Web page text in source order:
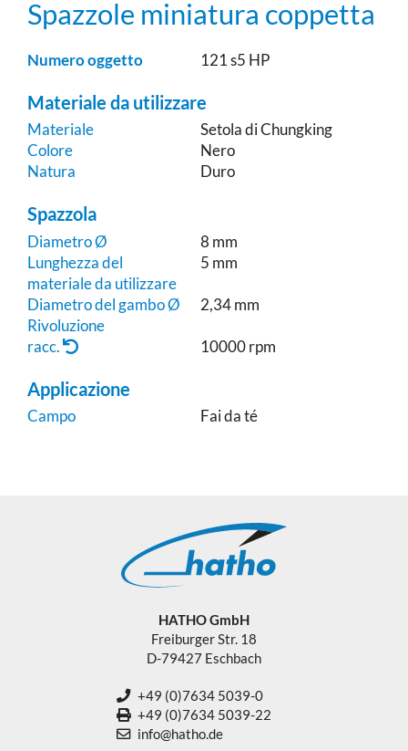
Spazzole miniatura coppetta
Numero oggetto 121 s5 HP
Materiale da utilizzare
Materiale
Setola di Chungking
Colore
Nero
Natura
Duro
Spazzola
Diametro Ø
8 mm
Lunghezza del
materiale da utilizzare
5 mm
Diametro del gambo Ø
2,34 mm
Rivoluzione
racc.
10000 rpm
Applicazione
Campo Fai da té
HATHO GmbH
Freiburger Str. 18
D-79427 Eschbach
+49 (0)7634 5039-0
+49 (0)7634 5039-22
info@hatho.de